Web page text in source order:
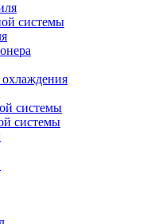
системы
системы
системы